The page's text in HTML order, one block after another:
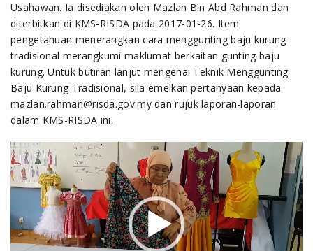
Usahawan. Ia disediakan oleh Mazlan Bin Abd Rahman dan
diterbitkan di KMS-RISDA pada 2017-01-26. Item
pengetahuan menerangkan cara menggunting baju kurung
tradisional merangkumi maklumat berkaitan gunting baju
kurung. Untuk butiran lanjut mengenai Teknik Menggunting
Baju Kurung Tradisional, sila emelkan pertanyaan kepada
mazlan.rahman@risda.gov.my dan rujuk laporan-laporan
dalam KMS-RISDA ini.
Video
Player